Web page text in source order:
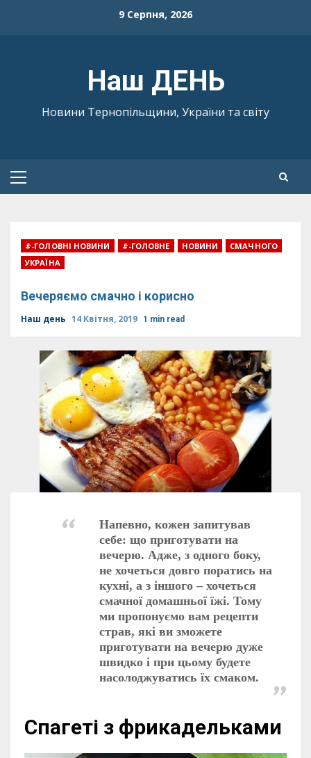
9 Серпня, 2026
Наш ДЕНЬ
Новини Тернопільщини, України та світу
Primary
#-ГОЛОВНІ НОВИНИ #-ГОЛОВНЕ НОВИНИ
СМАЧНОГО
УКРАЇНА
Вечеряємо смачно і корисно
Наш день 14 Квітня, 2019 1 min read
Напевно, кожен запитував
себе: що приготувати на
вечерю. Адже, з одного боку,
не хочеться довго поратись на
кухні, а з іншого – хочеться
смачної домашньої їжі. Тому
ми пропонуємо вам рецепти
страв, які ви зможете
приготувати на вечерю дуже
швидко і при цьому будете
насолоджуватись їх смаком.
Спагеті з фрикадельками